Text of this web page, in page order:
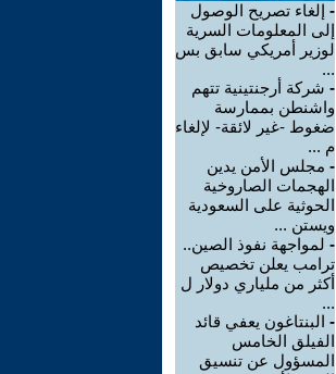
- إلغاء تصريح الوصول
إلى المعلومات السرية
لوزير أمريكي سابق بس
...
- شركة أرجنتينية تتهم
واشنطن بممارسة
ضغوط -غير لائقة- لإلغاء
م ...
- مجلس الأمن يدين
الهجمات الصاروخية
الحوثية على السعودية
ويستن ...
- لمواجهة نفوذ الصين..
ترامب يعلن تخصيص
أكثر من ملياري دولار ل
...
- البنتاغون يعفي قائد
الفيلق الخامس
المسؤول عن تنسيق